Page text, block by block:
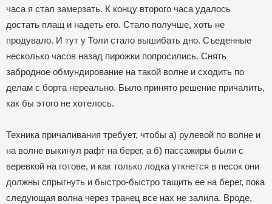
часа я стал замерзать. К концу второго часа удалось
достать плащ и надеть его. Стало получше, хоть не
продувало. И тут у Толи стало вышибать дно. Съеденные
несколько часов назад пирожки попросились. Снять
забродное обмундирование на такой волне и сходить по
делам с борта нереально. Было принято решение причалить,
как бы этого не хотелось.
Техника причаливания требует, чтобы а) рулевой по волне и
на волне выкинул рафт на берег, а б) пассажиры были с
веревкой на готове, и как только лодка уткнется в песок они
должны спрыгнуть и быстро-быстро тащить ее на берег, пока
следующая волна через транец все нах не залила. Вроде,